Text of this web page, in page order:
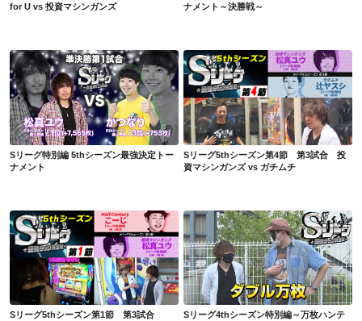
for U vs 投資マシンガンズ
ナメント～決勝戦～
Sリーグ特別編 5thシーズン最強決定トーナメント
Sリーグ特別編 5thシーズン最強決定トー
ナメント
Sリーグ5thシーズン第4節 第3試合 投資マシンガンズ vs ガチムチ
Sリーグ5thシーズン第4節 第3試合 投
資マシンガンズ vs ガチムチ
Sリーグ5thシーズン第1節 第3試合 Half Century vs 投資マシンガンズ
Sリーグ5thシーズン第1節 第3試合
Sリーグ4thシーズン特別編～万枚ハンティング～
Sリーグ4thシーズン特別編～万枚ハンテ